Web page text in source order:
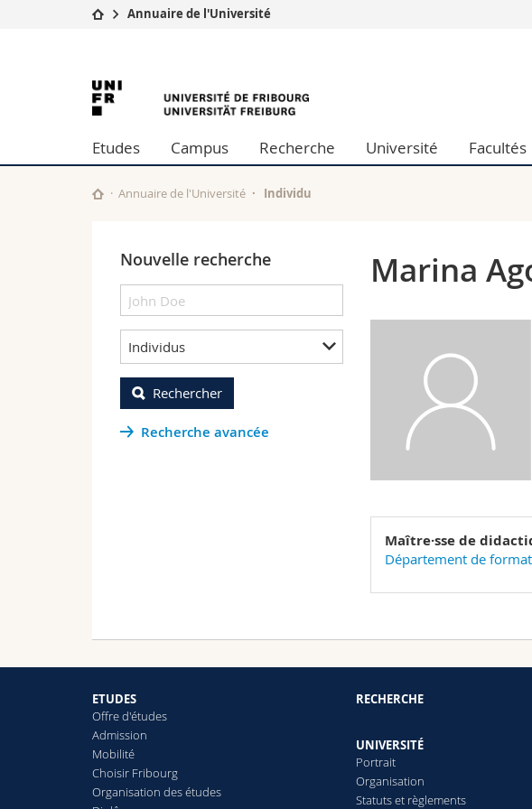
Etudes
Campus
Université
Formation continue
Lettres et sciences humaines
Sciences de l'éducation et de
Annuaire de l'Université
University
of
Fribourg
Etudes Campus Recherche Université Facultés
Annuaire de l'Université Individu
Nouvelle recherche
Individus
Rechercher
Recherche avancée
Marina
Maître·sse de
Département de
ETUDES
Offre d'études
Admission
Mobilité
Choisir Fribourg
Organisation des études
RECHERCHE
UNIVERSITÉ
Portrait
Organisation
Statuts et règlements